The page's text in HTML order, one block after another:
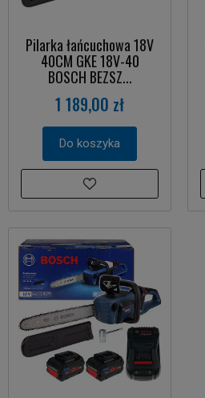
Pilarka łańcuchowa 18V
40CM GKE 18V-40
BOSCH BEZSZ...
1 189,00 zł
Do koszyka